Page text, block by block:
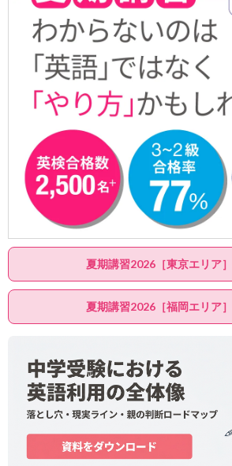
夏期講習2026［東京エリア］
夏期講習2026［福岡エリア］